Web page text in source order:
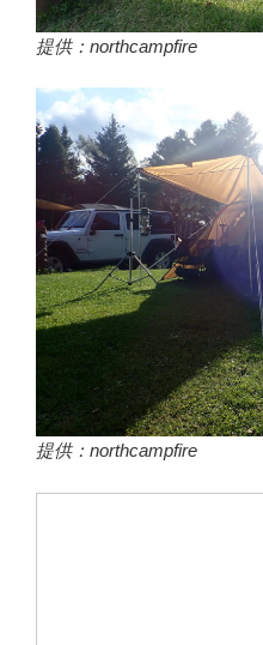
提供：northcampfire
提供：northcampfire